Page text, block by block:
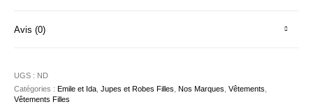
Avis (0)
UGS : ND
Catégories :Emile et Ida ,Jupes et Robes Filles ,Nos Marques ,Vêtements
Vêtements Filles